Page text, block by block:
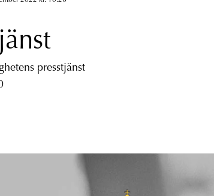
presstjänst